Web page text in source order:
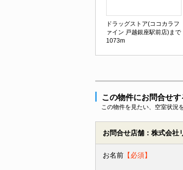
ドラッグストア(ココカラフ
ァイン 戸越銀座駅前店)まで
1073m
この物件にお問合せす
この物件を見たい、空室状況
お問合せ店舗：株式会社
お名前 【必須】